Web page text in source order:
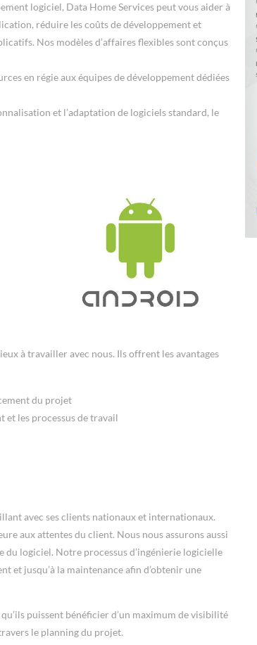
logiciel, Data Home Services peut vous aider à
réduire les coûts de développement et
Nos modèles d’affaires flexibles sont conçus
en régie aux équipes de développement dédiées
et l’adaptation de logiciels standard, le
à travailler avec nous. Ils offrent les avantages
du projet
et les processus de travail
avec ses clients nationaux et internationaux.
aux attentes du client. Nous nous assurons aussi
du logiciel. Notre processus d’ingénierie logicielle
et jusqu’à la maintenance afin d’obtenir une
puissent bénéficier d’un maximum de visibilité
le planning du projet.